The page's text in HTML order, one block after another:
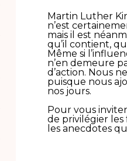
Martin Luther
n’est
mais il est
qu’il contient,
Même si
n’en demeure
d’action. Nous
puisque nous
nos jours.
Pour vous
de privilégier les
les anecdotes